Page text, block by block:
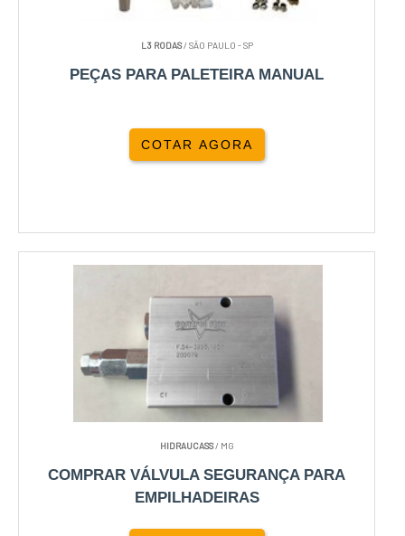
L3 RODAS/ SÃO PAULO - SP
PEÇAS PARA PALETEIRA MANUAL
COTAR AGORA
HIDRAUCASS/ MG
COMPRAR VÁLVULA SEGURANÇA PARA
EMPILHADEIRAS